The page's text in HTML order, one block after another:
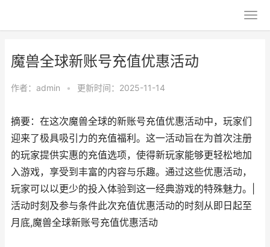
魔兽全球新账号充值优惠活动
作者： admin • 更新时间：2025-11-14
摘要：在这次魔兽全球的新账号充值优惠活动中，玩家们
迎来了极具吸引力的充值福利。这一活动旨在为首次注册
的玩家提供实惠的充值选项，使得新玩家能够更轻松地加
入游戏，享受到丰富的内容与乐趣。通过这些优惠活动，
玩家可以以更少的投入体验到这一经典游戏的特殊魅力。|
活动时刻及参与条件此次充值优惠活动的时刻从即日起至
月底,魔兽全球新账号充值优惠活动